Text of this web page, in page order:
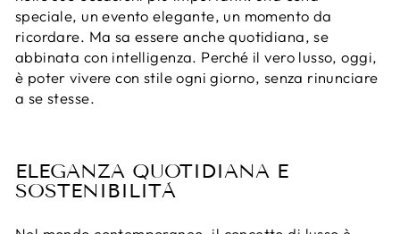
speciale, un evento elegante, un momento da
ricordare. Ma sa essere anche quotidiana, se
abbinata con intelligenza. Perché il vero lusso, oggi,
è poter vivere con stile ogni giorno, senza rinunciare
a se stesse.
ELEGANZA QUOTIDIANA E
SOSTENIBILITÀ